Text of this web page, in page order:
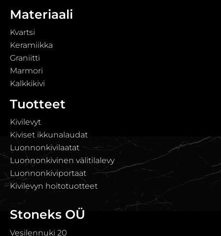
Materiaali
Kvartsi
Keramiikka
Graniitti
Marmori
Kalkkikivi
Tuotteet
Kivilevyt
Kiviset ikkunalaudat
Luonnonkivilaatat
Luonnonkivinen välitilalevy
Luonnonkiviportaat
Kivilevyn hoitotuotteet
Stoneks OÜ
Vesilennuki 20